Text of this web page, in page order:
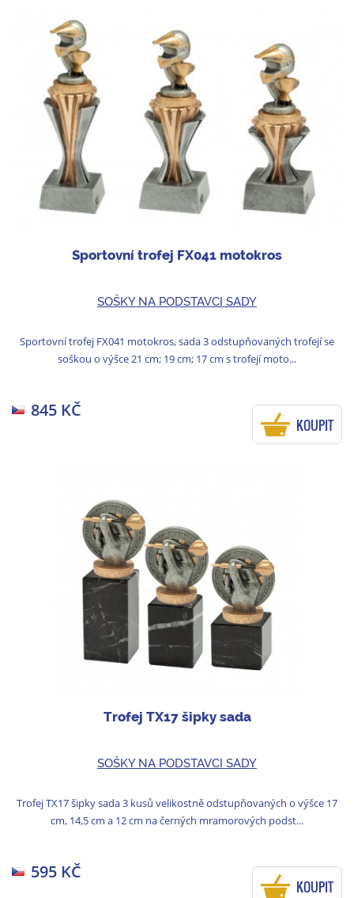
Sportovní trofej FX041 motokros
SOŠKY NA PODSTAVCI SADY
Sportovní trofej FX041 motokros, sada 3 odstupňovaných trofejí se
soškou o výšce 21 cm; 19 cm; 17 cm s trofejí moto...
845 KČ
KOUPIT
Trofej TX17 šipky sada
SOŠKY NA PODSTAVCI SADY
Trofej TX17 šipky sada 3 kusů velikostně odstupňovaných o výšce 17
cm, 14,5 cm a 12 cm na černých mramorových podst...
595 KČ
KOUPIT